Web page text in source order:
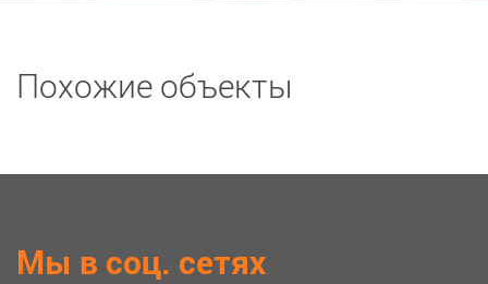
Похожие объекты
Мы в соц. сетях